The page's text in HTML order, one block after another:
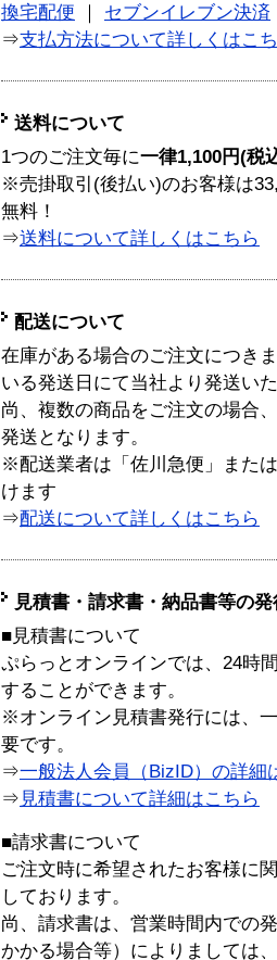
換宅配便
セブンイレブン決済
⇒支払方法について詳しくはこ
送料について
1つのご注文毎に一律1,100円(税
※売掛取引(後払い)のお客様は
無料！
⇒送料について詳しくはこちら
配送について
在庫がある場合のご注文につき
いる発送日にて当社より発送い
尚、複数の商品をご注文の場合
発送となります。
※配送業者は「佐川急便」また
けます
⇒配送について詳しくはこちら
見積書・請求書・納品書等の
■見積書について
ぷらっとオンラインでは、24時
することができます。
※オンライン見積書発行には、
要です。
⇒一般法人会員（BizID）の詳細
⇒ 見積書について詳細はこちら
■請求書について
ご注文時に希望されたお客様に
しております。
尚、請求書は、営業時間内での
かかる場合等）によりましては